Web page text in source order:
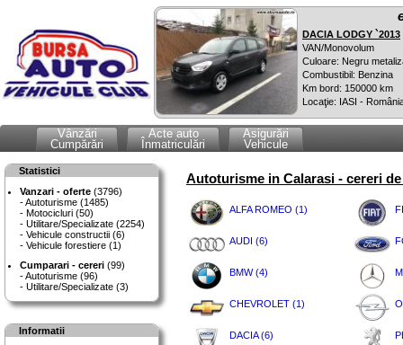
DACIA LODGY `2013
VAN/Monovolum
Culoare: Negru
Combustibil: Benzina
Km bord: 150000 km
Locaţie: IASI -
Vânzări
Cumpărări
Acte auto
Înmatriculări
Asigurări
Vehicule
Statistici
Vanzari - oferte (3796)
Autoturisme (1485)
Motocicluri (50)
Utilitare/Specializate (2254)
Vehicule constructii (6)
Vehicule forestiere (1)
Cumparari - cereri (99)
Autoturisme (96)
Utilitare/Specializate (3)
Informatii
Autoturisme in Calarasi - cereri
ALFA ROMEO (1)
AUDI (6)
BMW (4)
CHEVROLET (1)
DACIA (6)